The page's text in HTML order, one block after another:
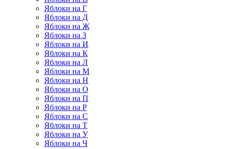
Яблоки на Г
Яблоки на Д
Яблоки на Ж
Яблоки на З
Яблоки на И
Яблоки на К
Яблоки на Л
Яблоки на М
Яблоки на Н
Яблоки на О
Яблоки на П
Яблоки на Р
Яблоки на С
Яблоки на Т
Яблоки на У
Яблоки на Ч